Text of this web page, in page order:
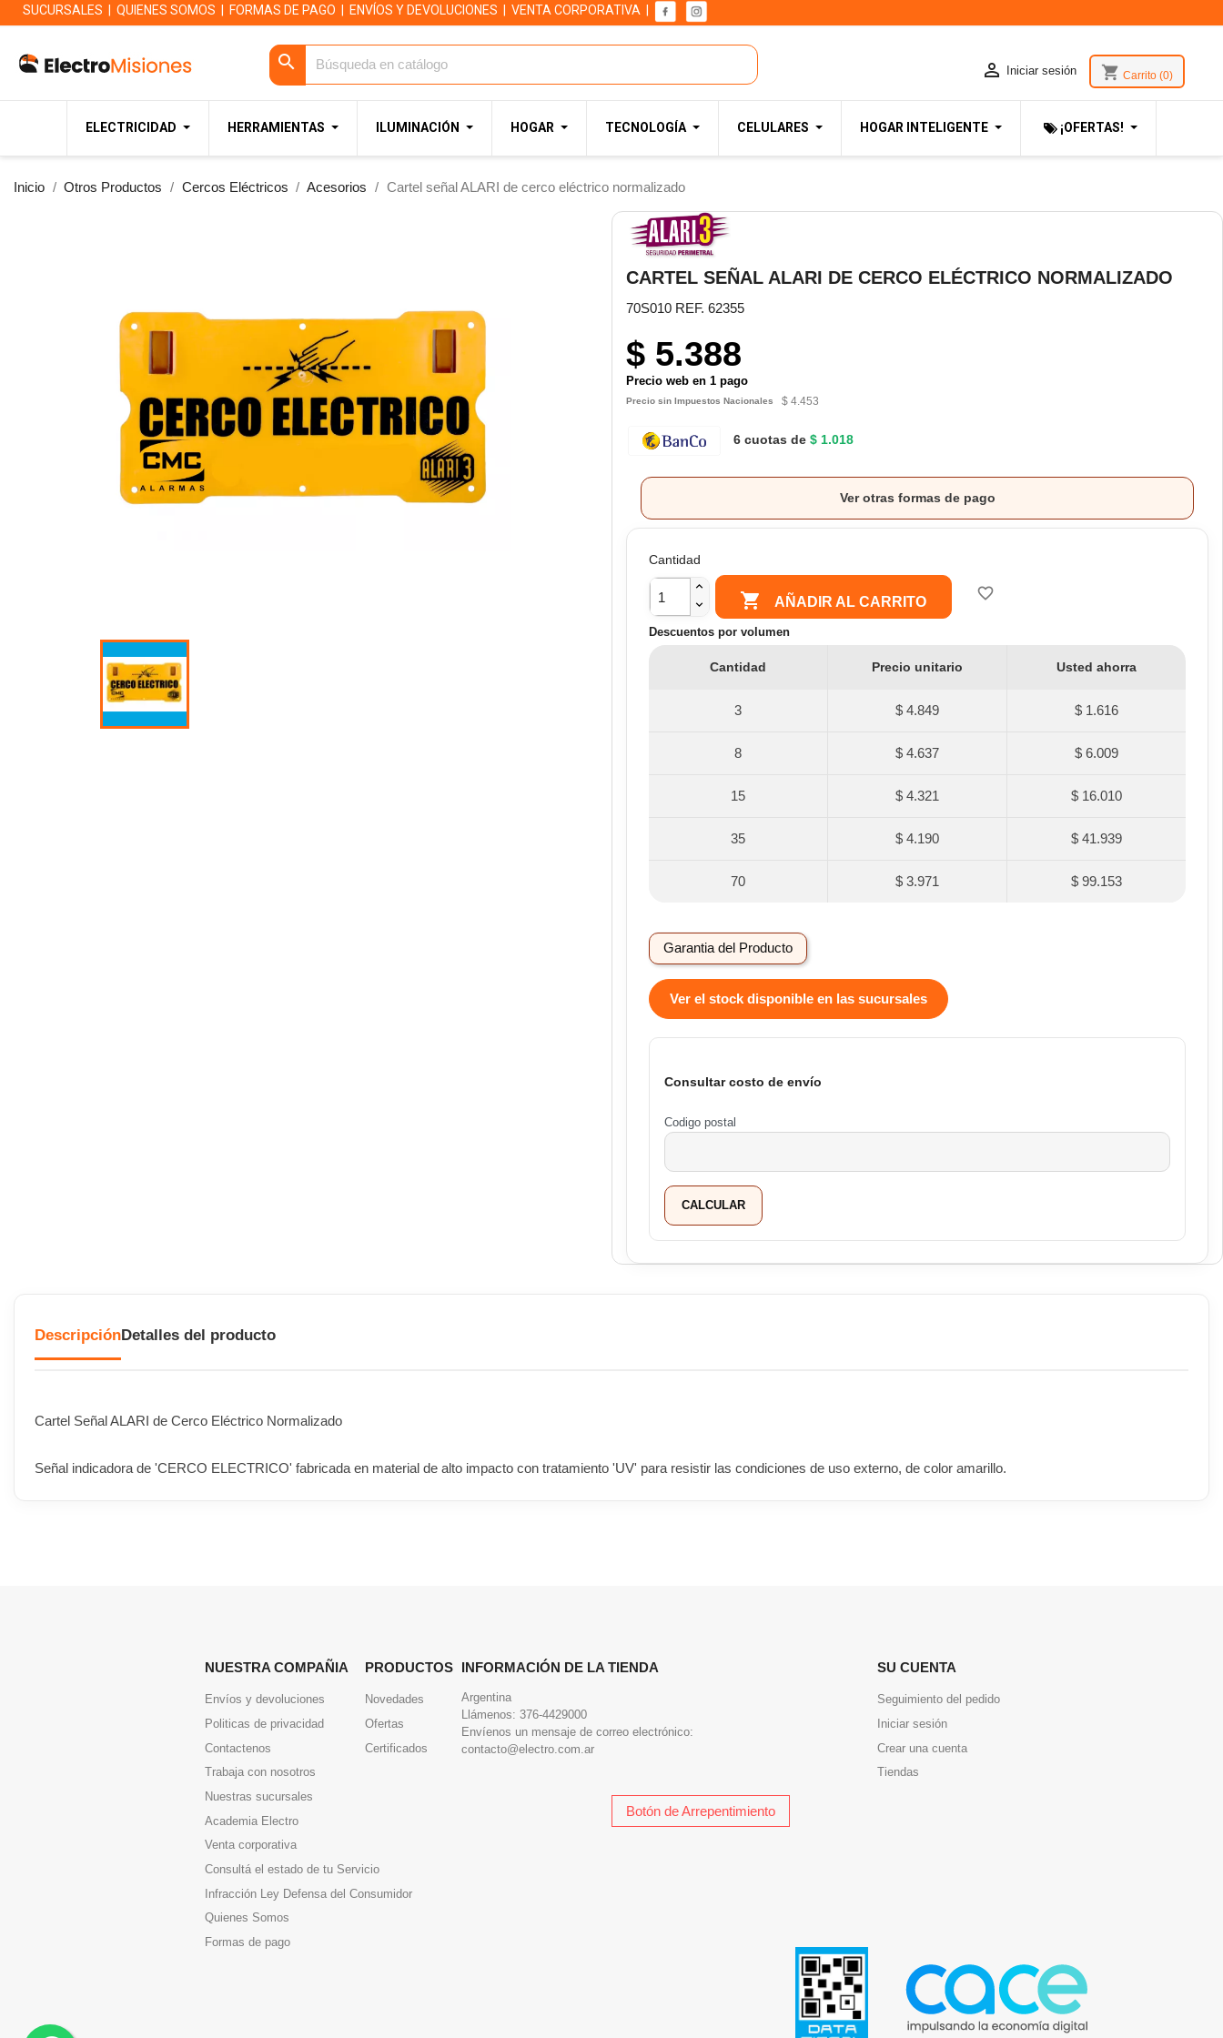
SUCURSALES QUIENES SOMOS FORMAS DE PAGO ENVÍOS Y DEVOLUCIONES VENTA CORPORATIVA
 Iniciar sesión shopping_cart Carrito (0)
search
ELECTRICIDAD HERRAMIENTAS ILUMINACIÓN HOGAR TECNOLOGÍA CELULARES HOGAR INTELIGENTE ¡OFERTAS!
Inicio Otros Productos Cercos Eléctricos Acesorios Cartel señal ALARI de cerco eléctrico normalizado
CARTEL SEÑAL ALARI DE CERCO ELÉCTRICO NORMALIZADO
70S010 REF. 62355
$ 5.388
Precio web en 1 pago
Precio sin Impuestos Nacionales $ 4.453
6 cuotas de $ 1.018
Ver otras formas de pago
Cantidad
 AÑADIR AL CARRITO favorite_border
Descuentos por volumen
Cantidad Precio unitario Usted ahorra
3 $ 4.849 $ 1.616
8 $ 4.637 $ 6.009
15 $ 4.321 $ 16.010
35 $ 4.190 $ 41.939
70 $ 3.971 $ 99.153
Garantia del Producto
Ver el stock disponible en las sucursales
Consultar costo de envío
Codigo postal
CALCULAR
DescripciónDetalles del producto
Cartel Señal ALARI de Cerco Eléctrico Normalizado
Señal indicadora de 'CERCO ELECTRICO' fabricada en material de alto impacto con tratamiento 'UV' para resistir las condiciones de uso externo, de color amarillo.
NUESTRA COMPAÑIA
Envíos y devoluciones
Politicas de privacidad
Contactenos
Trabaja con nosotros
Nuestras sucursales
Academia Electro
Venta corporativa
Consultá el estado de tu Servicio
Infracción Ley Defensa del Consumidor
Quienes Somos
Formas de pago
PRODUCTOS
Novedades
Ofertas
Certificados
INFORMACIÓN DE LA TIENDA
Argentina
Llámenos: 376-4429000
Envíenos un mensaje de correo electrónico:
contacto@electro.com.ar
SU CUENTA
Seguimiento del pedido
Iniciar sesión
Crear una cuenta
Tiendas
Botón de Arrepentimiento